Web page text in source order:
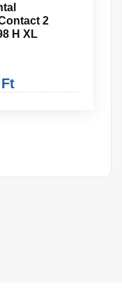
2
H XL